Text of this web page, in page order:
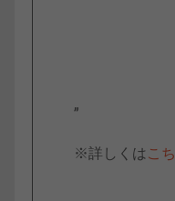
”
※詳しくはこ